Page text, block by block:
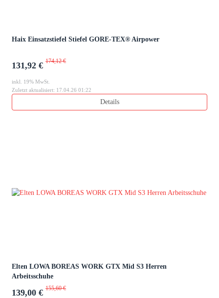
Haix Einsatzstiefel Stiefel GORE-TEX® Airpower
131,92 € 174,12 €
inkl. 19% MwSt.
Zuletzt aktualisiert: 17.04.26 01:22
Details
Elten LOWA BOREAS WORK GTX Mid S3 Herren
Arbeitsschuhe
139,00 € 155,60 €